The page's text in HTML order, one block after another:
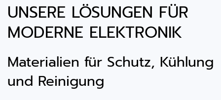
UNSERE LÖSUNGEN FÜR
MODERNE ELEKTRONIK
Materialien für Schutz, Kühlung
und Reinigung